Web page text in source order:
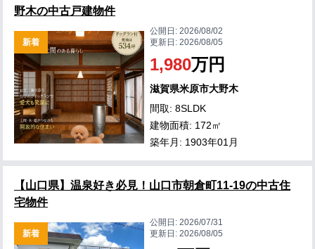
野木の中古戸建物件
新着
公開日:2026/08/02
更新日:2026/08/05
1,980万円
滋賀県米原市大野木
間取: 8SLDK
建物面積: 172㎡
築年月: 1903年01月
【山口県】温泉好き必見！山口市朝倉町11-19の中古住
宅物件
新着
公開日:2026/07/31
更新日:2026/08/05